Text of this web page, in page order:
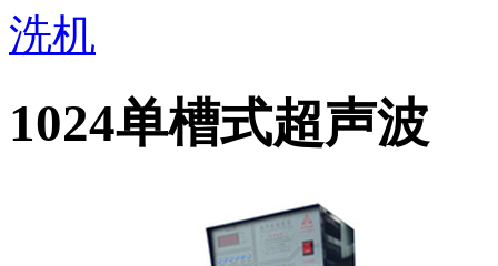
洗机
1024单槽式超声波